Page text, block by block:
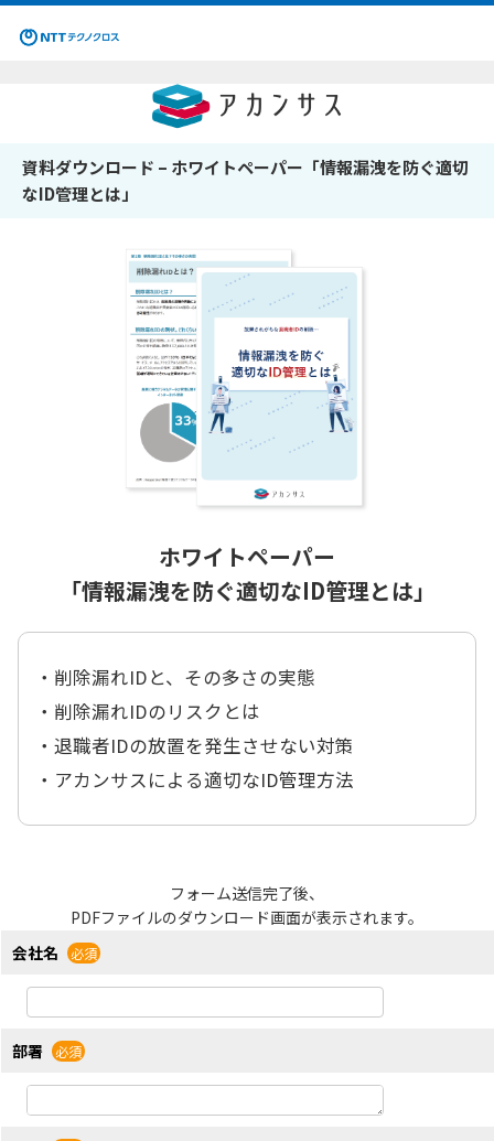
資料ダウンロード – ホワイトペーパー「情報漏洩を防ぐ適切
なID管理とは」
ホワイトペーパー
「情報漏洩を防ぐ適切なID管理とは」
・削除漏れIDと、その多さの実態
・削除漏れIDのリスクとは
・退職者IDの放置を発生させない対策
・アカンサスによる適切なID管理方法
フォーム送信完了後、
PDFファイルのダウンロード画面が表示されます。
会社名
部署